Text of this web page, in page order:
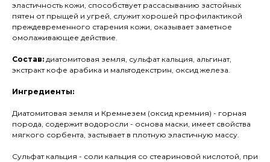
эластичность кожи, способствует рассасыванию застойных
пятен от прыщей и угрей, служит хорошей профилактикой
преждевременного старения кожи, оказывает заметное
омолаживающее действие.
Состав: диатомитовая земля, сульфат кальция, альгинат,
экстракт кофе арабика и мальтодекстрин, оксид железа.
Ингредиенты:
Диатомитовая земля и Кремнезем (оксид кремния) - горная
порода, содержит водоросли - основа маски, имеет свойства
мягкого сорбента, застывает в плотную эластичную массу.
Сульфат кальция - соли кальция со стеариновой кислотой, при